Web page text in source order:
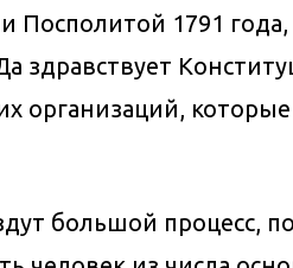
1791
здравствует
организаций,
большой процесс,